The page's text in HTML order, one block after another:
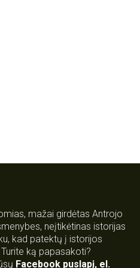
mažai girdėtas Antrojo
neįtikėtinas istorijas
kad patektų į istorijos
ką papasakoti?
Facebook puslapį, el.